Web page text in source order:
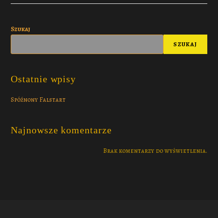
Szukaj
SZUKAJ
Ostatnie wpisy
Spóźnony Falstart
Najnowsze komentarze
Brak komentarzy do wyświetlenia.